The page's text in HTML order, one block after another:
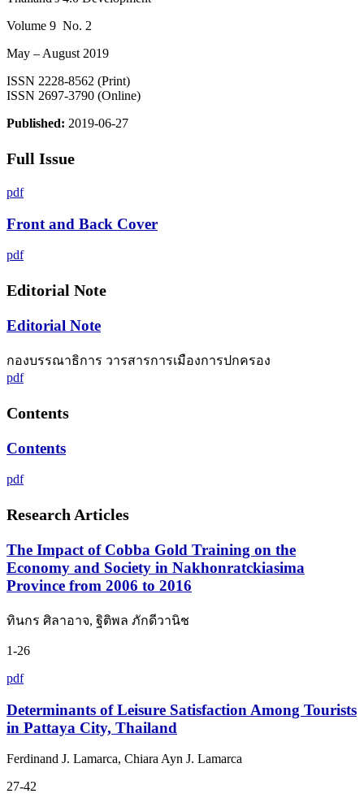
Volume 9 No. 2
May – August 2019
ISSN 2228-8562 (Print)
ISSN 2697-3790 (Online)
Published: 2019-06-27
Full Issue
pdf
Front and Back Cover
pdf
Editorial Note
Editorial Note
กองบรรณาธิการ วารสารการเมืองการปกครอง
pdf
Contents
Contents
pdf
Research Articles
The Impact of Cobba Gold Training on the
Economy and Society in Nakhonratckiasima
Province from 2006 to 2016
ทินกร ศิลาอาจ, ฐิติพล ภักดีวานิช
1-26
pdf
Determinants of Leisure Satisfaction Among Tourists
in Pattaya City, Thailand
Ferdinand J. Lamarca, Chiara Ayn J. Lamarca
27-42